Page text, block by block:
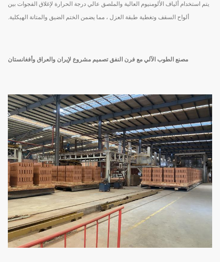
يتم استخدام ألياف الألومنيوم العالية والملصق عالي درجة الحرارة لإغلاق الفجوات بين
ألواح السقف وتغطية طبقة العزل ، مما يضمن الختم الضيق والمتانة الهيكلية.
مصنع الطوب الآلي مع فرن النفق تصميم مشروع لإيران والعراق وأفغانستان